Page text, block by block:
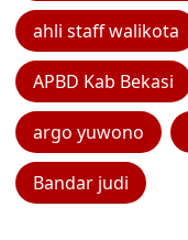
ahli staff walikota
APBD Kab Bekasi
argo yuwono
Bandar judi